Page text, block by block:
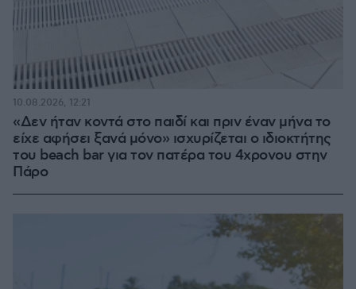
«Δεν ήταν κοντά στο παιδί και πριν έναν μήνα το
είχε αφήσει ξανά μόνο» ισχυρίζεται ο ιδιοκτήτης
του beach bar για τον πατέρα του 4χρονου στην
Πάρο
10.08.2026, 12:21